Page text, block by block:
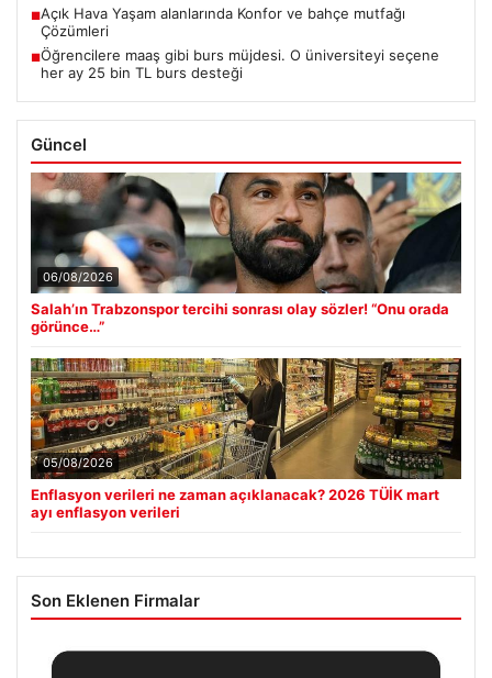
■Açık Hava Yaşam alanlarında Konfor ve bahçe mutfağı
Çözümleri
■Öğrencilere maaş gibi burs müjdesi. O üniversiteyi seçene
her ay 25 bin TL burs desteği
Güncel
06/08/2026
Salah’ın Trabzonspor tercihi sonrası olay sözler! “Onu orada
görünce…”
05/08/2026
Enflasyon verileri ne zaman açıklanacak? 2026 TÜİK mart
ayı enflasyon verileri
Son Eklenen Firmalar